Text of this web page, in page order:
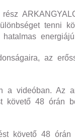
tenni
az
videóban. Az
követő 48 órán
követő 48 órán